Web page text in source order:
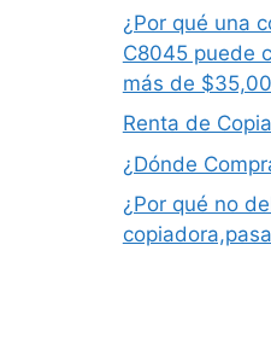
¿Por qué una
C8045 puede
más de
Renta de
¿Dónde
¿Por qué no